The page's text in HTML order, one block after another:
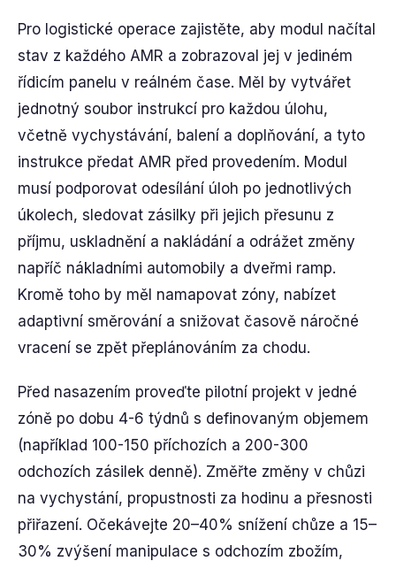
Pro logistické operace zajistěte, aby modul načítal
stav z každého AMR a zobrazoval jej v jediném
řídicím panelu v reálném čase. Měl by vytvářet
jednotný soubor instrukcí pro každou úlohu,
včetně vychystávání, balení a doplňování, a tyto
instrukce předat AMR před provedením. Modul
musí podporovat odesílání úloh po jednotlivých
úkolech, sledovat zásilky při jejich přesunu z
příjmu, uskladnění a nakládání a odrážet změny
napříč nákladními automobily a dveřmi ramp.
Kromě toho by měl namapovat zóny, nabízet
adaptivní směrování a snižovat časově náročné
vracení se zpět přeplánováním za chodu.
Před nasazením proveďte pilotní projekt v jedné
zóně po dobu 4-6 týdnů s definovaným objemem
(například 100-150 příchozích a 200-300
odchozích zásilek denně). Změřte změny v chůzi
na vychystání, propustnosti za hodinu a přesnosti
přiřazení. Očekávejte 20–40% snížení chůze a 15–
30% zvýšení manipulace s odchozím zbožím,